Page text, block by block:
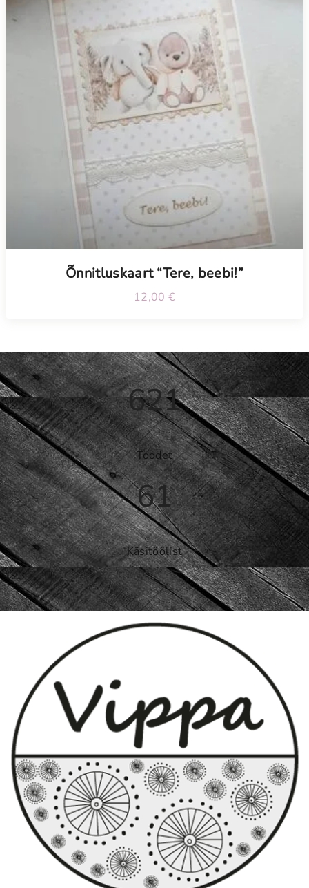
Õnnitluskaart “Tere, beebi!”
12,00 €
621
Toodet
61
Käsitöölist